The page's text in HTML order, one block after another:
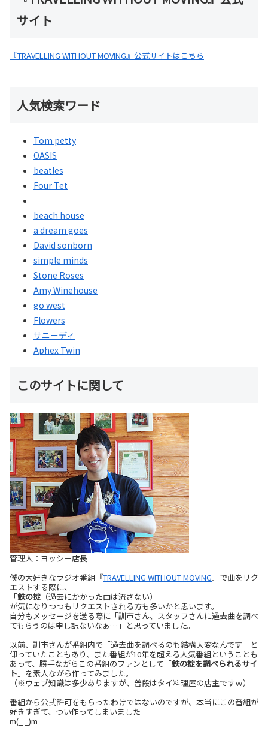
サイト
『TRAVELLING WITHOUT MOVING』公式サイトはこちら
人気検索ワード
Tom petty
OASIS
beatles
Four Tet
beach house
a dream goes
David sonborn
simple minds
Stone Roses
Amy Winehouse
go west
Flowers
サニーディ
Aphex Twin
このサイトに関して
管理人：ヨッシー店長
僕の大好きなラジオ番組『TRAVELLING WITHOUT MOVING』で曲をリク
エストする際に、
「鉄の掟 （過去にかかった曲は流さない）」
が気になりつつもリクエストされる方も多いかと思います。
自分もメッセージを送る際に「訓市さん、スタッフさんに過去曲を調べ
てもらうのは申し訳ないなぁ…」と思っていました。
以前、訓市さんが番組内で「過去曲を調べるのも結構大変なんです」と
仰っていたこともあり、また番組が10年を超える人気番組ということも
あって、勝手ながらこの番組のファンとして「鉄の掟を調べられるサイ
ト 」を素人ながら作ってみました。
（※ウェブ知識は多少ありますが、普段はタイ料理屋の店主ですｗ）
番組から公式許可をもらったわけではないのですが、本当にこの番組が
好きすぎて、つい作ってしまいました
m(_ _)m